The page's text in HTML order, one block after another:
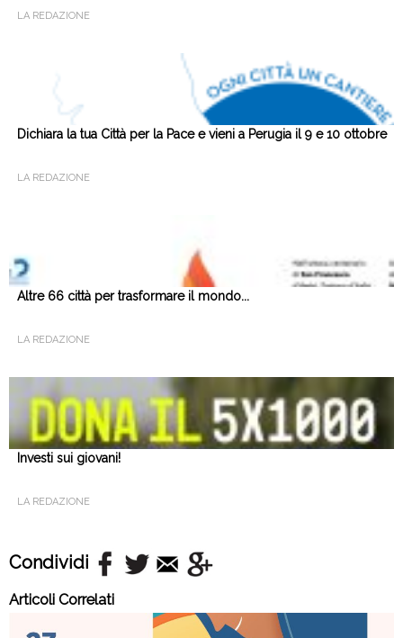
LA REDAZIONE
Dichiara la tua Città per la Pace e vieni a Perugia il 9 e 10 ottobre
LA REDAZIONE
Altre 66 città per trasformare il mondo...
LA REDAZIONE
Investi sui giovani!
LA REDAZIONE
Condividi
Articoli Correlati